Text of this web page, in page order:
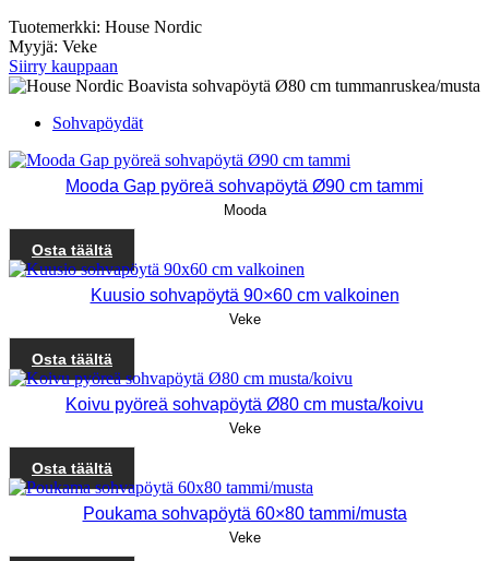
Tuotemerkki: House Nordic
Myyjä: Veke
Siirry kauppaan
Sohvapöydät
Mooda Gap pyöreä sohvapöytä Ø90 cm tammi
Mooda
Osta täältä
Kuusio sohvapöytä 90×60 cm valkoinen
Veke
Osta täältä
Koivu pyöreä sohvapöytä Ø80 cm musta/koivu
Veke
Osta täältä
Poukama sohvapöytä 60×80 tammi/musta
Veke